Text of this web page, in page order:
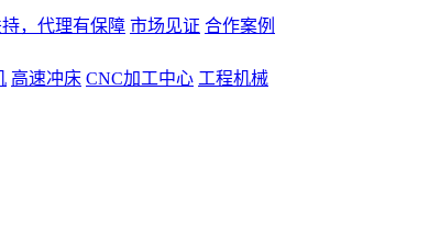
，代理有保障 市场见证 合作案例
高速冲床 CNC加工中心 工程机械